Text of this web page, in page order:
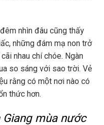
nhìn đâu cũng thấy
những đám mạ non trở
nhau chí chóe. Ngàn
so sáng với sao trời. Vẻ
rằng có một nơi nào có
thức hơn.
mùa nước